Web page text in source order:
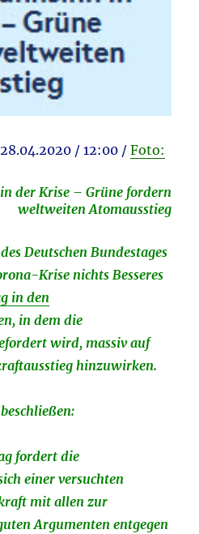
/ 12:00 /Foto:
der Krise – Grüne fordern
weltweiten Atomausstieg
Deutschen Bundestages
Krise nichts Besseres
in den
in dem die
wird, massiv auf
hinzuwirken.
fordert die
einer versuchten
mit allen zur
Argumenten entgegen